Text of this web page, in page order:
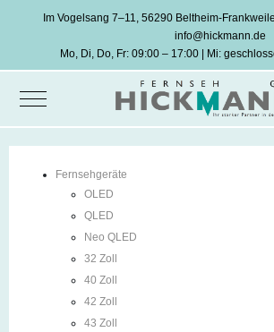
Im Vogelsang 7–11, 56290 Beltheim-
info@hickmann.de
Mo, Di, Do, Fr: 09:00 – 17:00 | Mi:
Mobile Menu Toggle
Fernsehgeräte
OLED
QLED
Neo QLED
32 Zoll
40 Zoll
42 Zoll
43 Zoll